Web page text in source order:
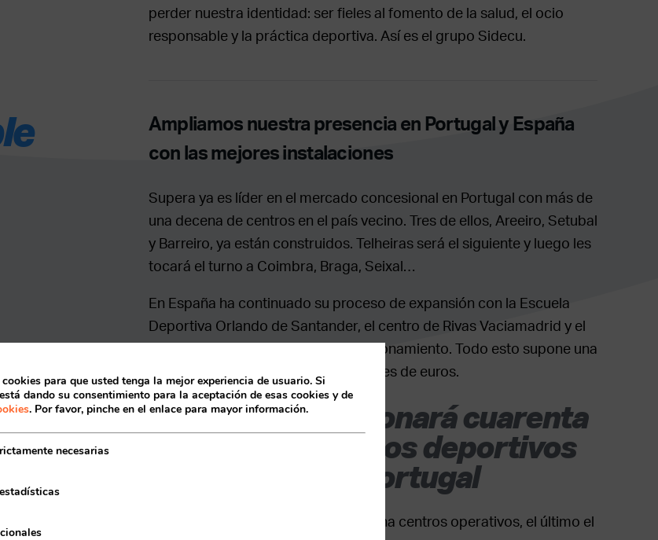
Acceso socios
perder nuestra identidad: ser fieles al fomento de la salud, el ocio
responsable y la práctica deportiva. Así es el grupo Sidecu.
Ampliamos nuestra presencia en Portugal y España
con las mejores instalaciones
Supera ya es líder en el mercado concesional en Portugal con más de
una decena de centros en el país vecino. Tres de ellos, Areeiro, Setubal
y Barreiro, ya están construidos. Telheiras será el siguiente y luego les
tocará el turno a Coimbra, Braga, Seixal…
En España ha continuado su proceso de expansión con la Escuela
Deportiva Orlando de Santander, el centro de Rivas Vaciamadrid y el
C.D. Supera El Vasco, todos en funcionamiento. Todo esto supone una
inversión global de más de 80 millones de euros.
La firma gestionará cuarenta
grandes centros deportivos
en España y Portugal
En España, Supera alcanza la treintena centros operativos, el último el
para que usted tenga la mejor experiencia de usuario. Si
dando su consentimiento para la aceptación de esas cookies y de
. Por favor, pinche en el enlace para mayor información.
necesarias